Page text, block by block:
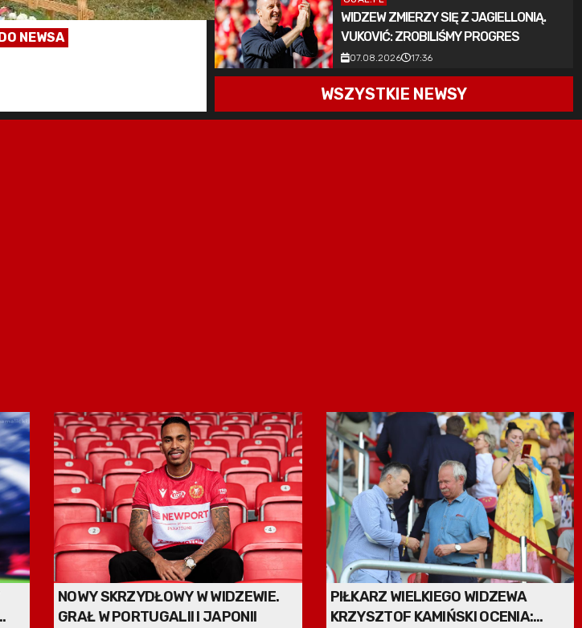
NEWSA
WIDZEW ZMIERZY SIĘ Z JAGIELLONIĄ.
VUKOVIĆ: ZROBILIŚMY PROGRES
07.08.2026 17:36
WSZYSTKIE NEWSY
NOWY SKRZYDŁOWY W WIDZEWIE.
GRAŁ W PORTUGALII I JAPONII
PIŁKARZ WIELKIEGO WIDZEWA
KRZYSZTOF KAMIŃSKI OCENIA: